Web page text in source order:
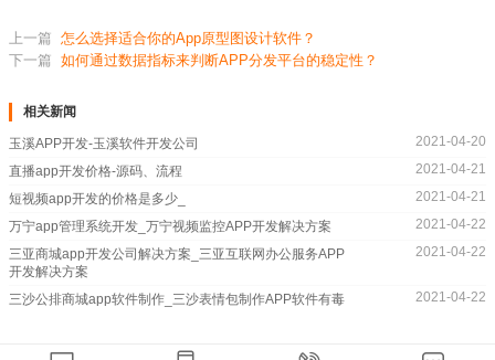
上一篇 怎么选择适合你的App原型图设计软件？
下一篇 如何通过数据指标来判断APP分发平台的稳定性？
相关新闻
玉溪APP开发-玉溪软件开发公司
2021-04-20
直播app开发价格-源码、流程
2021-04-21
短视频app开发的价格是多少_
2021-04-21
万宁app管理系统开发_万宁视频监控APP开发解决方案
2021-04-22
三亚商城app开发公司解决方案_三亚互联网办公服务APP
开发解决方案
2021-04-22
三沙公排商城app软件制作_三沙表情包制作APP软件有毒 2021-04-22